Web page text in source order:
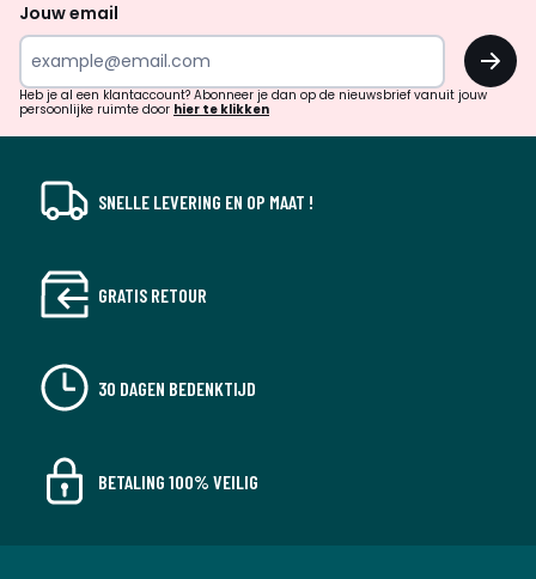
inspiratie
verrassingen?
Jouw email
OK
Heb je al een klantaccount? Abonneer je dan op de nieuwsbrief vanuit jouw
persoonlijke ruimte door hier te klikken
SNELLE LEVERING EN OP MAAT !
GRATIS RETOUR
30 DAGEN BEDENKTIJD
BETALING 100% VEILIG